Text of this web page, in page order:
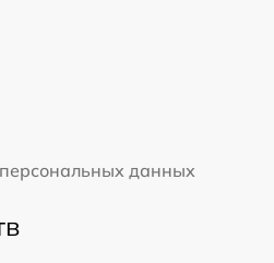
данных